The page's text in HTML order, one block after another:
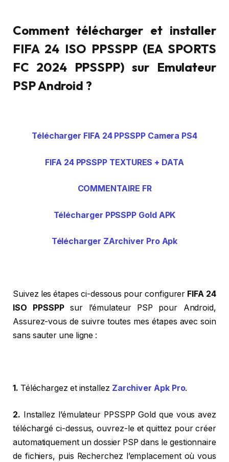
Comment télécharger et installer
FIFA 24 ISO PPSSPP (EA SPORTS
FC 2024 PPSSPP) sur Emulateur
PSP Android ?
Télécharger FIFA 24 PPSSPP Camera PS4
FIFA 24 PPSSPP TEXTURES + DATA
COMMENTAIRE FR
Télécharger PPSSPP Gold APK
Télécharger ZArchiver Pro Apk
Suivez les étapes ci-dessous pour configurer FIFA 24
ISO PPSSPPsur l’émulateur PSP pour Android,
Assurez-vous de suivre toutes mes étapes avec soin
sans sauter une ligne :
1. Téléchargez et installez Zarchiver Apk Pro.
2. Installez l’émulateur PPSSPP Gold que vous avez
téléchargé ci-dessus, ouvrez-le et quittez pour créer
automatiquement un dossier PSP dans le gestionnaire
de fichiers, puis Recherchez l’emplacement où vous